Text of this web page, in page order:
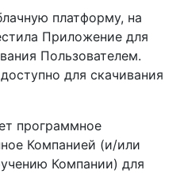
платформу, на
Приложение для
Пользователем.
для скачивания
программное
Компанией (и/или
Компании) для